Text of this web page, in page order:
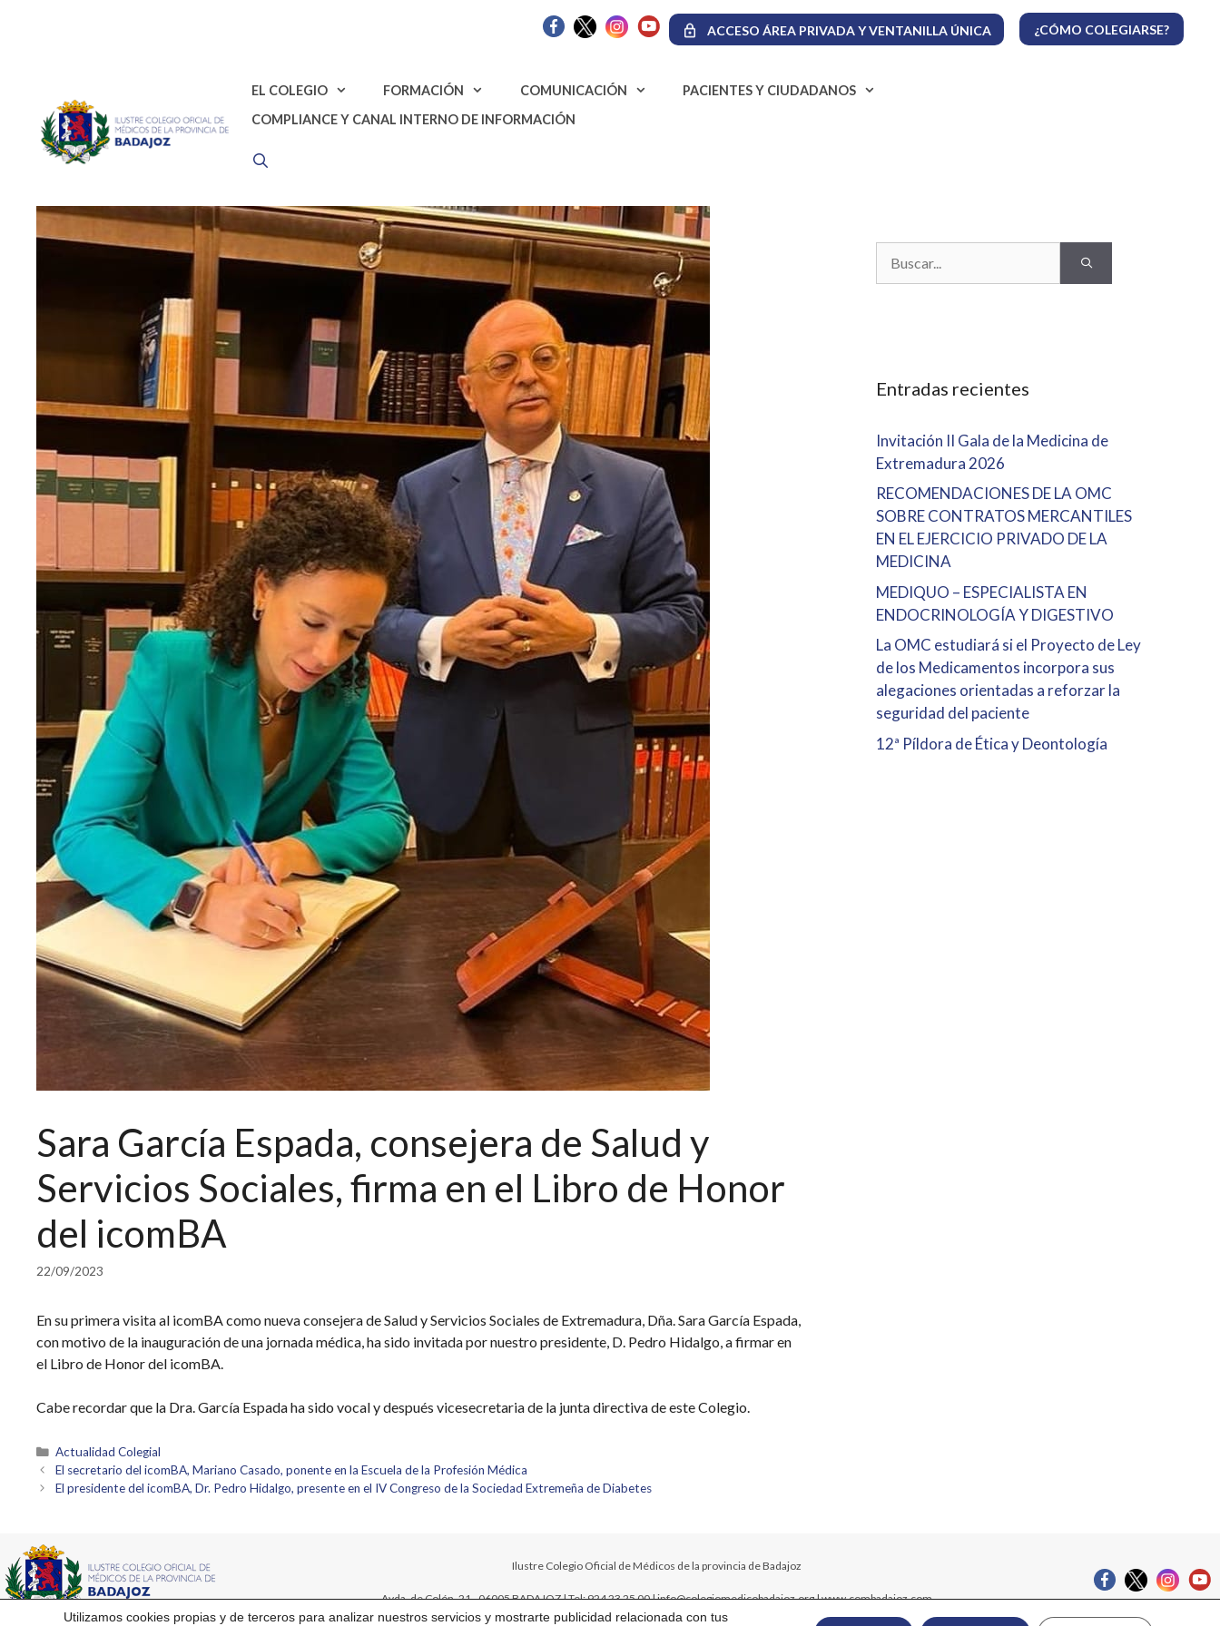
ACCESO ÁREA PRIVADA Y VENTANILLA ÚNICA ¿CÓMO COLEGIARSE?
EL COLEGIO FORMACIÓN COMUNICACIÓN
PACIENTES Y CIUDADANOS
COMPLIANCE Y CANAL INTERNO DE INFORMACIÓN
Sara García Espada, consejera de Salud y
Servicios Sociales, firma en el Libro de Honor
del icomBA
22/09/2023
En su primera visita al icomBA como nueva consejera de Salud y Servicios Sociales de Extremadura, Dña. Sara García Espada,
con motivo de la inauguración de una jornada médica, ha sido invitada por nuestro presidente, D. Pedro Hidalgo, a firmar en
el Libro de Honor del icomBA.
Cabe recordar que la Dra. García Espada ha sido vocal y después vicesecretaria de la junta directiva de este Colegio.
Categorías
Actualidad Colegial
El secretario del icomBA, Mariano Casado, ponente en la Escuela de la Profesión Médica
El presidente del icomBA, Dr. Pedro Hidalgo, presente en el IV Congreso de la Sociedad Extremeña de Diabetes
Entradas recientes
Invitación II Gala de la Medicina de
Extremadura 2026
RECOMENDACIONES DE LA OMC
SOBRE CONTRATOS MERCANTILES
EN EL EJERCICIO PRIVADO DE LA
MEDICINA
MEDIQUO – ESPECIALISTA EN
ENDOCRINOLOGÍA Y DIGESTIVO
La OMC estudiará si el Proyecto de Ley
de los Medicamentos incorpora sus
alegaciones orientadas a reforzar la
seguridad del paciente
12ª Píldora de Ética y Deontología
Ilustre Colegio Oficial de Médicos de la provincia de Badajoz
Avda. de Colón, 21 - 06005 BADAJOZ | Tel: 924 23 25 00 | info@colegiomedicobadajoz.org | www.combadajoz.com
Utilizamos cookies propias y de terceros para analizar nuestros servicios y mostrarte publicidad relacionada con tus